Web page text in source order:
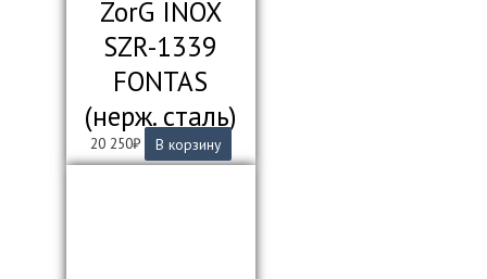
ZorG INOX
SZR-1339
FONTAS
(нерж. сталь)
20 250₽ В корзину